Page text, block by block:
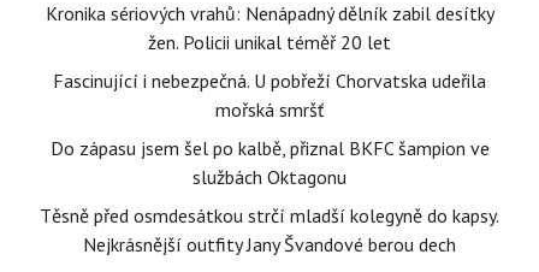
Kronika sériových vrahů: Nenápadný dělník zabil desítky
žen. Policii unikal téměř 20 let
Fascinující i nebezpečná. U pobřeží Chorvatska udeřila
mořská smršť
Do zápasu jsem šel po kalbě, přiznal BKFC šampion ve
službách Oktagonu
Těsně před osmdesátkou strčí mladší kolegyně do kapsy.
Nejkrásnější outfity Jany Švandové berou dech